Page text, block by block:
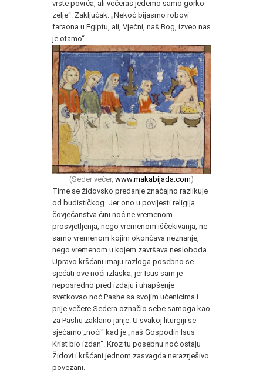
vrste povrća, ali večeras jedemo samo gorko
zelje“. Zaključak: „Nekoć bijasmo robovi
faraona u Egiptu, ali, Vječni, naš Bog, izveo nas
je otamo“.
(Seder večer, www.makabijada.com)
Time se židovsko predanje značajno razlikuje
od budističkog. Jer ono u povijesti religija
čovječanstva čini noć ne vremenom
prosvjetljenja, nego vremenom iščekivanja, ne
samo vremenom kojim okončava neznanje,
nego vremenom u kojem završava nesloboda.
Upravo kršćani imaju razloga posebno se
sjećati ove noći izlaska, jer Isus sam je
neposredno pred izdaju i uhapšenje
svetkovao noć Pashe sa svojim učenicima i
prije večere Sedera označio sebe samoga kao
za Pashu zaklano janje. U svakoj liturgiji se
sjećamo „noći“ kad je „naš Gospodin Isus
Krist bio izdan“. Kroz tu posebnu noć ostaju
Židovi i kršćani jednom zasvagda nerazrješivo
povezani.